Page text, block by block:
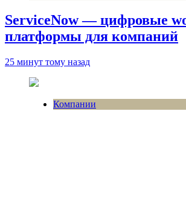
ServiceNow — цифровые
платформы для компаний
25 минут тому назад
Компании